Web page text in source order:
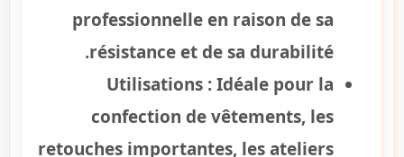
professionnelle en raison de sa
résistance et de sa durabilité.
Utilisations :Idéale pour la
confection de vêtements, les
retouches importantes, les ateliers